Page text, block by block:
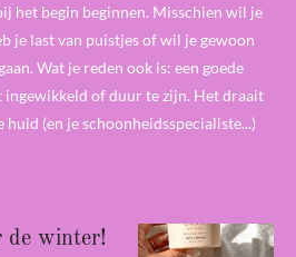
het begin beginnen. Misschien wil je
je last van puistjes of wil je gewoon
Wat je reden ook is: een goede
of duur te zijn. Het draait
(en je schoonheidsspecialiste...)
de winter!